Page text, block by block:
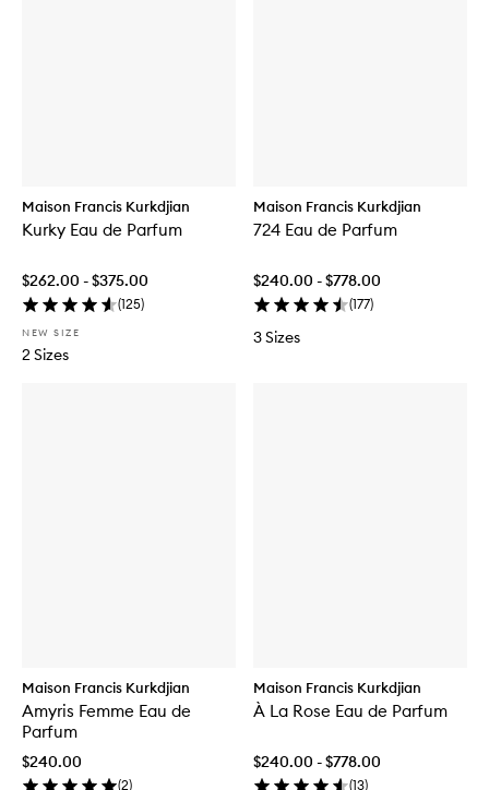
Maison Francis Kurkdjian
Kurky Eau de Parfum
$262.00 - $375.00
(125)
NEW SIZE
2 Sizes
Maison Francis Kurkdjian
724 Eau de Parfum
$240.00 - $778.00
(177)
3 Sizes
Maison Francis Kurkdjian
Amyris Femme Eau de
Parfum
$240.00
(2)
Maison Francis Kurkdjian
À La Rose Eau de Parfum
$240.00 - $778.00
(13)